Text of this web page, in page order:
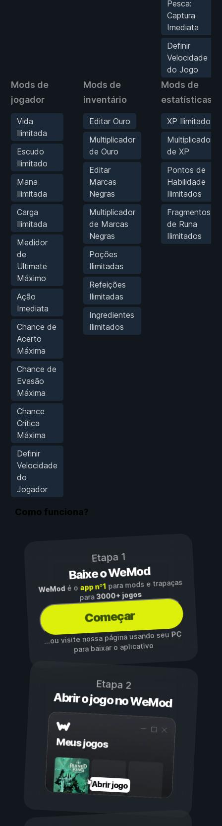
Pesca:
Captura
Imediata
Definir
Velocidade
do Jogo
Mods de
jogador
Vida
Ilimitada
Escudo
Ilimitado
Mana
Ilimitada
Carga
Ilimitada
Medidor
de
Ultimate
Máximo
Ação
Imediata
Chance de
Acerto
Máxima
Chance de
Evasão
Máxima
Chance
Crítica
Máxima
Definir
Velocidade
do
Jogador
Mods de
inventário
Editar Ouro
Multiplicador
de Ouro
Editar
Marcas
Negras
Multiplicador
de Marcas
Negras
Poções
Ilimitadas
Refeições
Ilimitadas
Ingredientes
Ilimitados
Mods de
estatísticas
XP Ilimitado
Multiplicador
de XP
Pontos de
Habilidade
Ilimitados
Fragmentos
de Runa
Ilimitados
Como funciona?
Etapa 1
Baixe o WeMod
WeModé o app nº1para mods e trapaças
para3000+ jogos
Começar
...ou visite nossa página usando seuPC
para baixar o aplicativo
Etapa 2
Abrir o jogo no WeMod
Meus jogos
Abrir jogo